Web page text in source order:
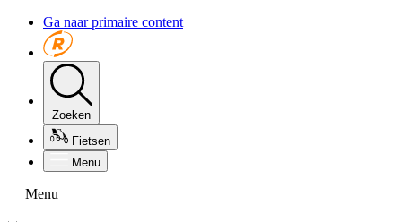
Ga naar primaire content
Zoeken
Fietsen
Menu
Menu